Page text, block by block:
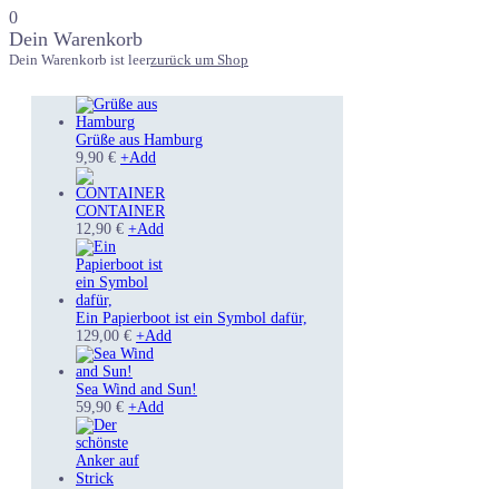
0
Dein Warenkorb
Dein Warenkorb ist leerzurück um Shop
Grüße aus Hamburg
9,90 € +Add
CONTAINER
12,90 € +Add
Ein Papierboot ist ein Symbol dafür,
129,00 € +Add
mehrere
Sea Wind and Sun!
59,90 € +Add